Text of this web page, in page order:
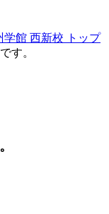
学館 西新校 トップ
す。